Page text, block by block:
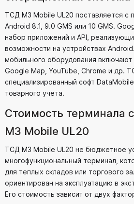
ТСД M3 Mobile UL20 поставляется с
Android 8.1, 9.0 GMS или 10 GMS.
набор приложений и API,
возможности на устройствах
мобильного оборудования включают
Google Map, YouTube, Chrome и др.
специализированный софт
товарного учета.
Стоимость терминала
M3 Mobile UL20
ТСД M3 Mobile UL20 не бюджетное
многофункциональный терминал,
для теплых складов или торгового
ориентирован на эксплуатацию в
Его стоимость зависит от двух